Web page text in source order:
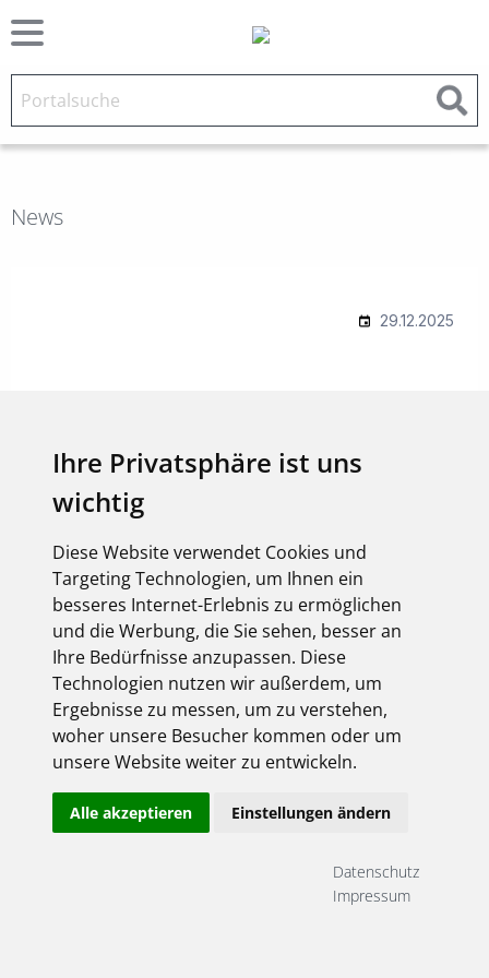
Ihre Privatsphäre ist uns
wichtig
Diese Website verwendet Cookies und
Targeting Technologien, um Ihnen ein
besseres Internet-Erlebnis zu ermöglichen
und die Werbung, die Sie sehen, besser an
Ihre Bedürfnisse anzupassen. Diese
Technologien nutzen wir außerdem, um
Ergebnisse zu messen, um zu verstehen,
woher unsere Besucher kommen oder um
unsere Website weiter zu entwickeln.
Alle akzeptieren Einstellungen ändern
Datenschutz
Impressum
News